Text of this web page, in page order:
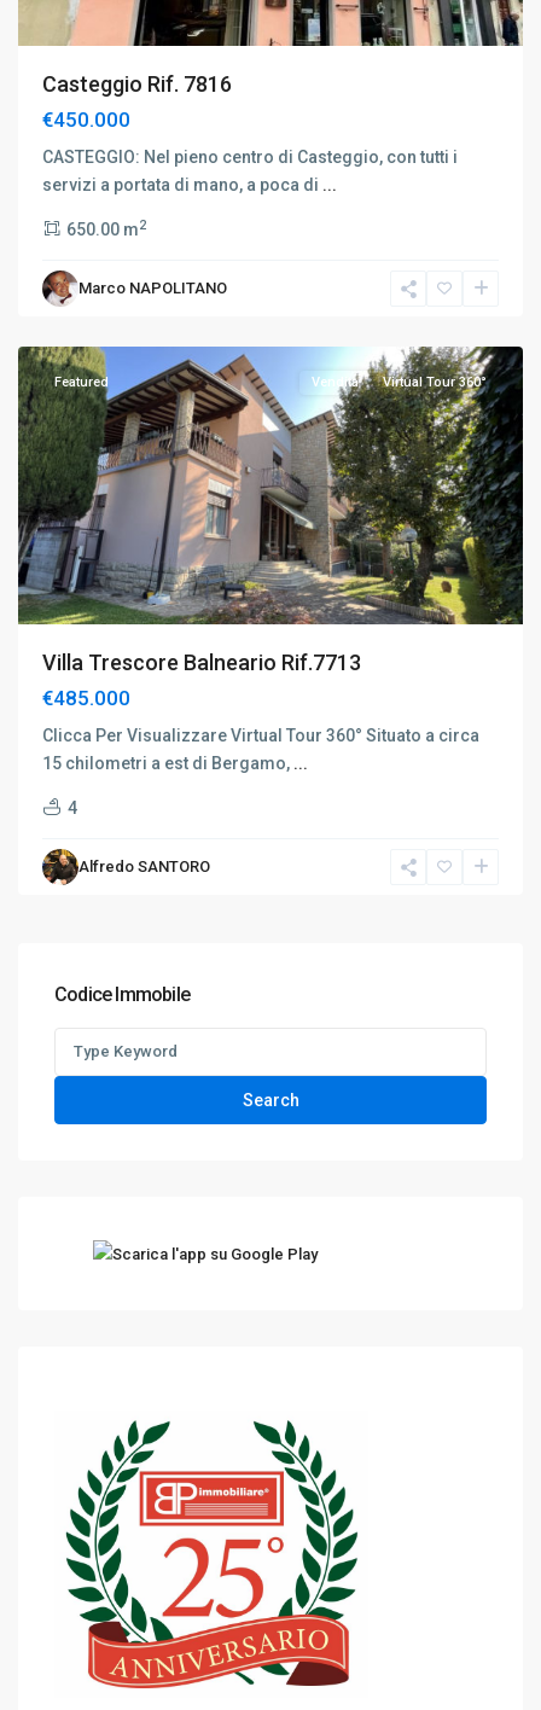
Casteggio Rif. 7816
€450.000
CASTEGGIO: Nel pieno centro di Casteggio, con tutti i
servizi a portata di mano, a poca di ...
650.00 m2
Marco NAPOLITANO
Bergamo
Trescore
Featured Vendita Virtual Tour 360°
Villa Trescore Balneario Rif.7713
€485.000
Clicca Per Visualizzare Virtual Tour 360° Situato a circa
15 chilometri a est di Bergamo, ...
4
Alfredo SANTORO
Codice Immobile
Search